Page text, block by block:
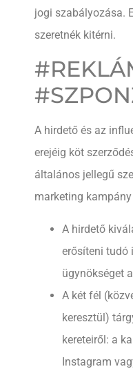
jogi szabályozása.
szeretnék kitérni.
A hirdető és az
erejéig köt
általános jellegű
marketing
A hirdető
erősíteni tudó
ügynökséget
A két fél
keresztül)
kereteiről: a
Instagram